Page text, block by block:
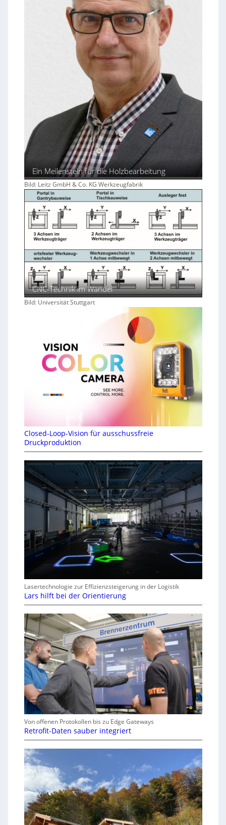
Ein Meilenstein für die Holzbearbeitung
Bild: Leitz GmbH & Co. KG Werkzeugfabrik
CNC-Technik im Wandel
Bild: Universität Stuttgart
Closed-Loop-Vision für ausschussfreie
Druckproduktion
Lasertechnologie zur Effizienzsteigerung in der Logistik
Lars hilft bei der Orientierung
Von offenen Protokollen bis zu Edge Gateways
Retrofit-Daten sauber integriert